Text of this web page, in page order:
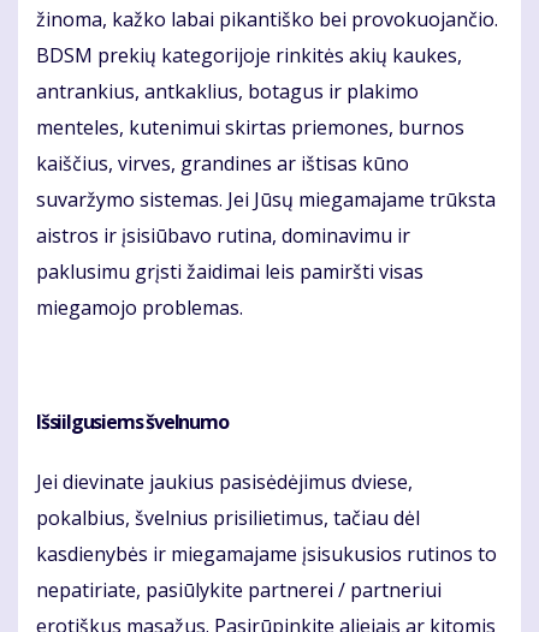
žinoma, kažko labai pikantiško bei provokuojančio.
BDSM prekių kategorijoje rinkitės akių kaukes,
antrankius, antkaklius, botagus ir plakimo
menteles, kutenimui skirtas priemones, burnos
kaiščius, virves, grandines ar ištisas kūno
suvaržymo sistemas. Jei Jūsų miegamajame trūksta
aistros ir įsisiūbavo rutina, dominavimu ir
paklusimu grįsti žaidimai leis pamiršti visas
miegamojo problemas.
Išsiilgusiems švelnumo
Jei dievinate jaukius pasisėdėjimus dviese,
pokalbius, švelnius prisilietimus, tačiau dėl
kasdienybės ir miegamajame įsisukusios rutinos to
nepatiriate, pasiūlykite partnerei / partneriui
erotiškus masažus. Pasirūpinkite aliejais ar kitomis